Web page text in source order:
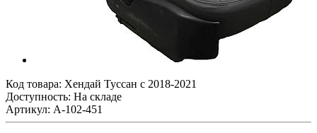
Код товара: Хендай Туссан с 2018-2021
Доступность: На складе
Артикул: A-102-451